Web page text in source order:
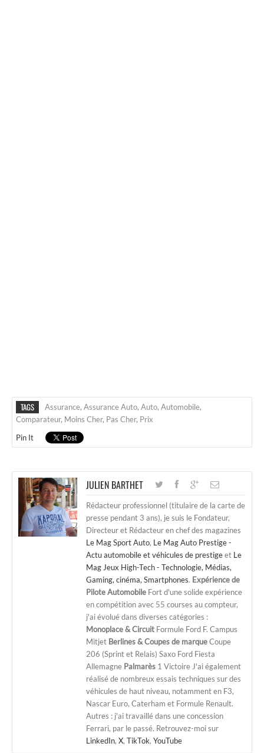
TAGS Assurance, Assurance Auto, Auto, Automobile,
Comparateur, Moins Cher, Pas Cher, Prix
Pin It
JULIEN BARTHET
Rédacteur professionnel (titulaire de la carte de
presse pendant 3 ans), je suis le Fondateur,
Directeur et Rédacteur en chef des magazines
Le Mag Sport Auto, Le Mag Auto Prestige -
Actu automobile et véhicules de prestigeet Le
Mag Jeux High-Tech - Technologie, Médias,
Gaming, cinéma, Smartphones. Expérience de
Pilote Automobile Fort d'une solide expérience
en compétition avec 55 courses au compteur,
j'ai évolué dans diverses catégories :
Monoplace & Circuit Formule Ford F. Campus
Mitjet Berlines & Coupes de marqueCoupe
206 (Sprint et Relais) Saxo Ford Fiesta
Allemagne Palmarès 1 Victoire J'ai également
réalisé de nombreux essais techniques sur des
véhicules de haut niveau, notamment en F3,
Nascar Euro, Caterham et Formule Renault.
Autres : j'ai travaillé dans une concession
Ferrari, par le passé. Retrouvez-moi sur
LinkedIn, X, TikTok, YouTube